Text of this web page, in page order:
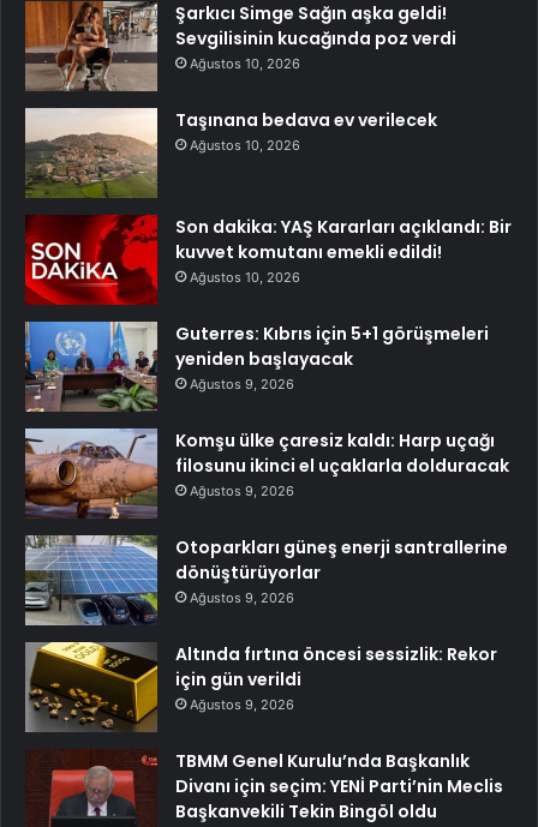
Şarkıcı Simge Sağın aşka geldi!
Sevgilisinin kucağında poz verdi
Ağustos 10, 2026
Taşınana bedava ev verilecek
Ağustos 10, 2026
Son dakika: YAŞ Kararları açıklandı: Bir
kuvvet komutanı emekli edildi!
Ağustos 10, 2026
Guterres: Kıbrıs için 5+1 görüşmeleri
yeniden başlayacak
Ağustos 9, 2026
Komşu ülke çaresiz kaldı: Harp uçağı
filosunu ikinci el uçaklarla dolduracak
Ağustos 9, 2026
Otoparkları güneş enerji santrallerine
dönüştürüyorlar
Ağustos 9, 2026
Altında fırtına öncesi sessizlik: Rekor
için gün verildi
Ağustos 9, 2026
TBMM Genel Kurulu’nda Başkanlık
Divanı için seçim: YENİ Parti’nin Meclis
Başkanvekili Tekin Bingöl oldu